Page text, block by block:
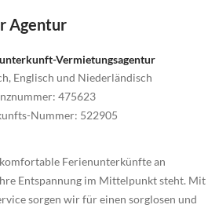
Agentur
Vermietungsagentur
Englisch und Niederländisch
: 475623
Nummer: 522905
Ferienunterkünfte an
Entspannung im Mittelpunkt steht. Mit
sorgen wir für einen sorglosen und